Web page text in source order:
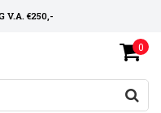
V.A. €250,-
0